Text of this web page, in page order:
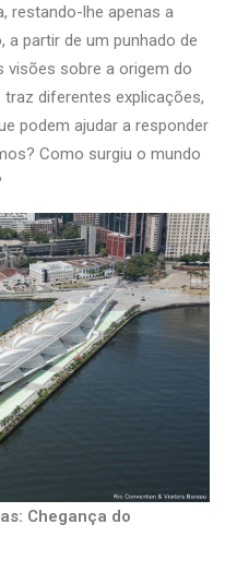
restando-lhe apenas a
partir de um punhado de
visões sobre a origem do
diferentes explicações,
podem ajudar a responder
Como surgiu o mundo
Chegança do